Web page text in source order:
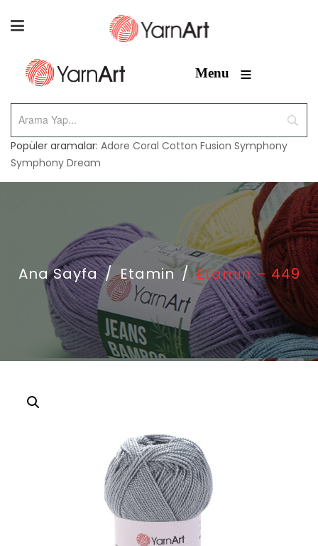
Menu ≡
Popüler aramalar: Adore Coral Cotton Fusion Symphony
Symphony Dream
Ana Sayfa / Etamin / Etamin – 449